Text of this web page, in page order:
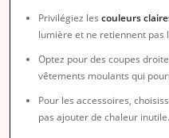
Privilégiez les couleurs
lumière et ne retiennent pas
Optez pour des coupes
vêtements moulants qui
Pour les accessoires,
pas ajouter de chaleur inutile.